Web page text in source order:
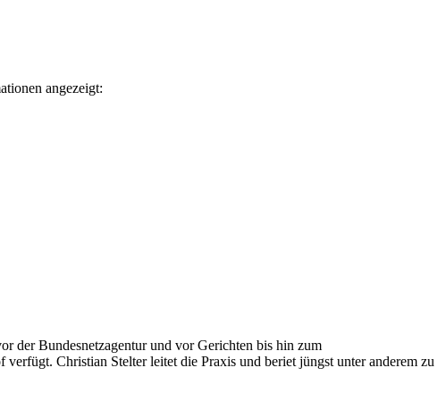
angezeigt:
der Bundesnetzagentur und vor Gerichten bis hin zum
Christian Stelter leitet die Praxis und beriet jüngst unter anderem zu